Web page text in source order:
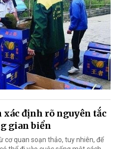
xác định rõ nguyên tắc
gian biển
cơ quan soạn thảo, tuy nhiên, để